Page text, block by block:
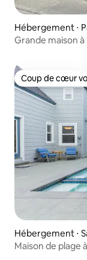
Hébergement ⋅
Grande maison
Coup de cœur
Coup de cœur
Hébergement ⋅
Maison de plage